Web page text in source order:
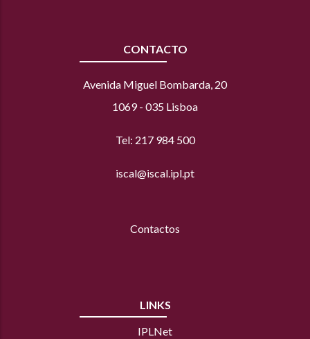
CONTACTO
Avenida Miguel Bombarda, 20
1069 - 035 Lisboa
Tel: 217 984 500
iscal@iscal.ipl.pt
Contactos
LINKS
IPLNet